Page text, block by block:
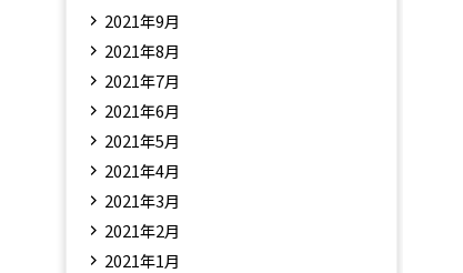
2021年9月
2021年8月
2021年7月
2021年6月
2021年5月
2021年4月
2021年3月
2021年2月
2021年1月